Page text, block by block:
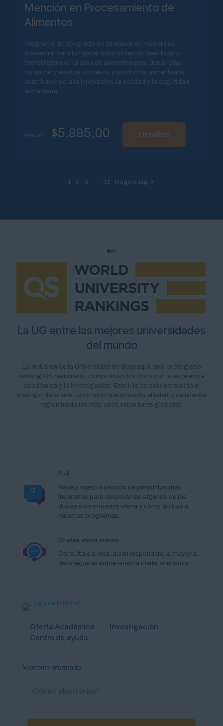
Mención en Procesamiento de
Alimentos
Programa de posgrado de 18 meses en modalidad
presencial para fortalecer conocimientos científicos y
tecnológicos en el área de alimentos para desarrollar,
optimizar y evaluar procesos y productos alimentarios,
contribuyendo a la innovación, la calidad y la seguridad
alimentaria.
Precio: $5.895,00 Detalles
1 2 3 11 Página sig.
La UG entre las mejores universidades
del mundo
La inclusión de la Universidad de Guayaquil en el prestigioso
ranking QS reafirma su compromiso histórico con la excelencia
académica y la investigación. Este hito no solo consolida el
prestigio de la institución, sino que proyecta el talento de nuestra
región hacia los más altos estándares globales.
P+F
Revisa nuestra sección de preguntas más
frecuentes para despejar las algunas de las
dudas sobre nuestra oferta y cómo aplicar a
nuestros programas.
Chatea ahora mismo
Consúltale a Inna, quien responderá la mayoría
de preguntas sobre nuestra oferta educativa
Oferta Académica
Investigación
Centro de ayuda
Mantente informado